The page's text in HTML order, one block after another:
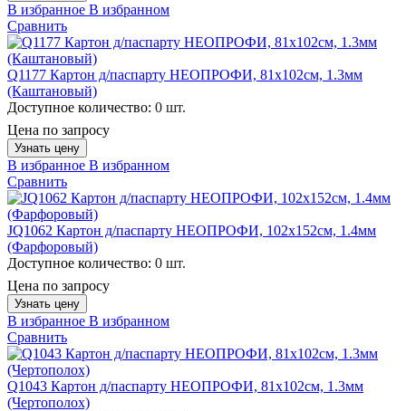
В избранное В избранном
Сравнить
Q1177 Картон д/паспарту НЕОПРОФИ, 81x102см, 1.3мм
(Каштановый)
Доступное количество: 0 шт.
Цена по запросу
Узнать цену
В избранное В избранном
Сравнить
JQ1062 Картон д/паспарту НЕОПРОФИ, 102x152см, 1.4мм
(Фарфоровый)
Доступное количество: 0 шт.
Цена по запросу
Узнать цену
В избранное В избранном
Сравнить
Q1043 Картон д/паспарту НЕОПРОФИ, 81x102см, 1.3мм
(Чертополох)